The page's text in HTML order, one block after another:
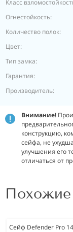
Класс
Огнестойкость:
Количество полок:
Цвет:
Тип замка:
Гарантия:
Производитель:
Внимание!
конструкцию,
сейфа, не
улучшения его
отличаться от
Похожие
Сейф Defender Pro